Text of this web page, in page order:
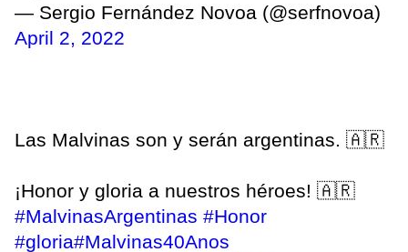
— Sergio Fernández Novoa (@serfnovoa)
April 2, 2022
Las Malvinas son y serán argentinas. 🇦🇷
¡Honor y gloria a nuestros héroes! 🇦🇷
#MalvinasArgentinas #Honor
#gloria#Malvinas40Anos